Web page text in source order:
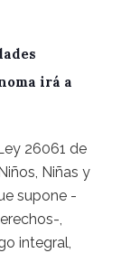
irá a
26061 de
Niñas y
supone -
,
integral,